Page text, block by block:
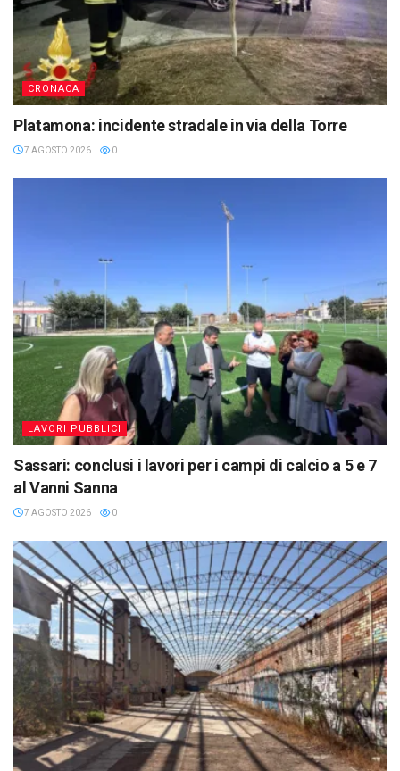
CRONACA
Platamona: incidente stradale in via della Torre
7 AGOSTO 2026 0
LAVORI PUBBLICI
Sassari: conclusi i lavori per i campi di calcio a 5 e 7
al Vanni Sanna
7 AGOSTO 2026 0